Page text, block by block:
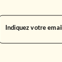
Indiquez votre email